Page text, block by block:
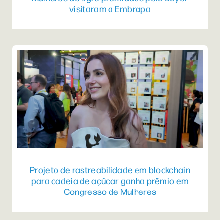
visitaram a Embrapa
Projeto de rastreabilidade em blockchain
para cadeia de açúcar ganha prêmio em
Congresso de Mulheres